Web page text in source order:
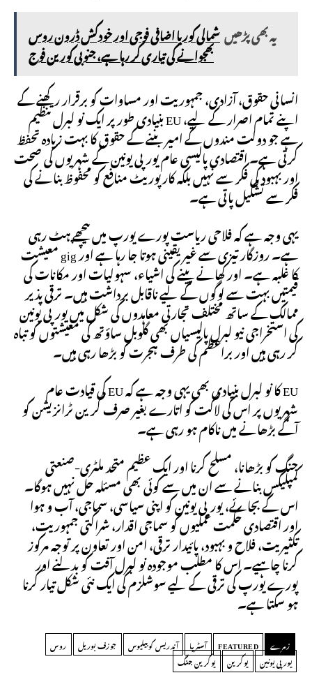
یہ بھی پڑھیںشمالی کوریا اضافی فوجی اور خودکش ڈرون روس
بھجوانے کی تیاری کر رہا ہے، جنوبی کورین فوج
انسانی حقوق، آزادی، جمہوریت اور مساوات کو برقرار رکھنے کے
اپنے تمام اصرار کے لیے، EU بنیادی طور پر ایک نو لبرل تنظیم
ہے جو دولت مندوں کے امیر بننے کے حقوق کا بہت زیادہ تحفظ
کرتی ہے۔ اقتصادی پالیسی عام یورپی یونین کے شہریوں کی صحت
اور بہبود کی فکر سے نہیں بلکہ کارپوریٹ منافع کو محفوظ بنانے کی
فکر سے تشکیل پاتی ہے۔
یہی وجہ ہے کہ فلاحی ریاست پورے یورپ میں پیچھے ہٹ رہی
ہے۔ روزگار تیزی سے غیر یقینی ہوتا جا رہا ہے اور gig معیشت
کا غلبہ ہے۔ اور کھانے پینے کی اشیاء، سہولیات اور مکانات کی
قیمتیں بہت سے لوگوں کے لیے ناقابل برداشت ہیں۔ ترقی پذیر
ممالک کے ساتھ مختلف تجارتی معاہدوں کی شکل میں یورپی یونین
کی استخراجی نیو لبرل پالیسیاں بھی گلوبل ساؤتھ کی معیشتوں کو تباہ
کر رہی ہیں اور براعظم کی طرف ہجرت کو بڑھا رہی ہیں۔
EU کا نو لبرل بنیادی بھی یہی وجہ ہے کہ EU کی قیادت عام
شہریوں پر اس کی لاگت کو اتارے بغیر صرف گرین ٹرانزیشن کو
آگے بڑھانے میں ناکام ہو رہی ہے۔
جنگ کو بڑھانا، مسلح کرنا اور ایک عظیم متحد ملٹری-صنعتی
کمپلیکس بنانے سے ان میں سے کوئی بھی مسئلہ حل نہیں ہوگا۔
اس کے بجائے، یورپی یونین کو اپنی سیاسی، سماجی، آب و ہوا
اور اقتصادی حکمت عملیوں کو سماجی اقدار، شراکتی جمہوریت،
تکثیریت، فلاح و بہبود، پائیدار ترقی، امن اور تعاون پر توجہ مرکوز
کرنا چاہیے۔ اس کا مطلب موجودہ نو لبرل آفت کو بدلنے اور
پورے یورپ کی ترقی کے لیے سوشلزم کی ایک نئی شکل تیار کرنا
ہو سکتا ہے۔
زمرے FEATURED آسٹریا آندریس کوبیلیوس جوزف بوریل
روس
یورپی یونین
یوکرین یوکرین جنگ